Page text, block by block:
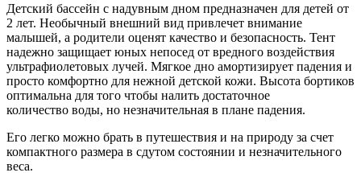
Детский бассейн с надувным дном предназначен для детей от
2 лет. Необычный внешний вид привлечет внимание
малышей, а родители оценят качество и безопасность. Тент
надежно защищает юных непосед от вредного воздействия
ультрафиолетовых лучей. Мягкое дно амортизирует падения и
просто комфортно для нежной детской кожи. Высота бортиков
оптимальна для того чтобы налить достаточное
количество воды, но незначительная в плане падения.
Его легко можно брать в путешествия и на природу за счет
компактного размера в сдутом состоянии и незначительного
веса.